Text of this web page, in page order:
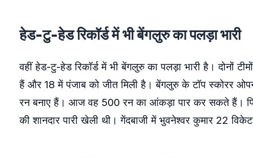
हेड-टु-हेड रिकॉर्ड में भी बेंगलुरु का पलड़ा भारी
वहीं हेड-टु-हेड रिकॉर्ड में भी बेंगलुरु का पलड़ा भारी है।
हैं और 18 में पंजाब को जीत मिली है। बेंगलुरु के टॉप स्कोरर
रन बनाए हैं। आज वह 500 रन का आंकड़ा पार कर सकते हैं।
की शानदार पारी खेली थी। गेंदबाजी में भुवनेश्वर कुमार 22